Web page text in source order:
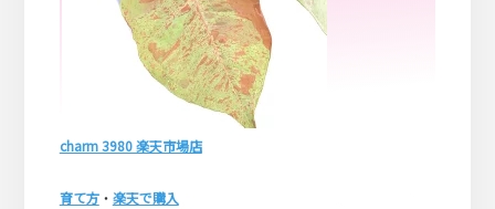
charm 3980 楽天市場店
育て方・ 楽天で購入